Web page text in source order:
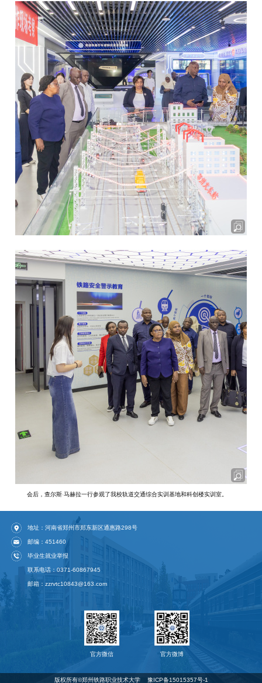
会后，查尔斯·马赫拉一行参观了我校轨道交通综合实训基地和科创楼实训室。
地址：河南省郑州市郑东新区通惠路298号
邮编：451460
毕业生就业举报
联系电话：0371-60867945
邮箱：zzrvtc10843@163.com
官方微信 官方微博
版权所有©️郑州铁路职业技术大学 豫ICP备15015357号-1